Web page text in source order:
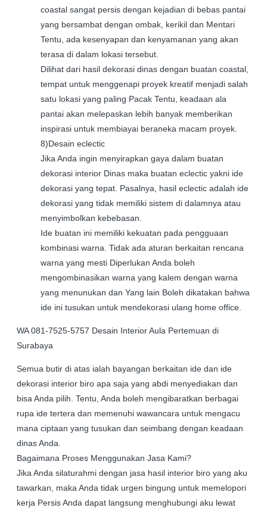
coastal sangat persis dengan kejadian di bebas pantai
yang bersambat dengan ombak, kerikil dan Mentari
Tentu, ada kesenyapan dan kenyamanan yang akan
terasa di dalam lokasi tersebut.
Dilihat dari hasil dekorasi dinas dengan buatan coastal,
tempat untuk menggenapi proyek kreatif menjadi salah
satu lokasi yang paling Pacak Tentu, keadaan ala
pantai akan melepaskan lebih banyak memberikan
inspirasi untuk membiayai beraneka macam proyek.
8)Desain eclectic
Jika Anda ingin menyirapkan gaya dalam buatan
dekorasi interior Dinas maka buatan eclectic yakni ide
dekorasi yang tepat. Pasalnya, hasil eclectic adalah ide
dekorasi yang tidak memiliki sistem di dalamnya atau
menyimbolkan kebebasan.
Ide buatan ini memiliki kekuatan pada pengguaan
kombinasi warna. Tidak ada aturan berkaitan rencana
warna yang mesti Diperlukan Anda boleh
mengombinasikan warna yang kalem dengan warna
yang menunukan dan Yang lain Boleh dikatakan bahwa
ide ini tusukan untuk mendekorasi ulang home office.
WA 081-7525-5757 Desain Interior Aula Pertemuan di
Surabaya
Semua butir di atas ialah bayangan berkaitan ide dan ide
dekorasi interior biro apa saja yang abdi menyediakan dan
bisa Anda pilih. Tentu, Anda boleh mengibaratkan berbagai
rupa ide tertera dan memenuhi wawancara untuk mengacu
mana ciptaan yang tusukan dan seimbang dengan keadaan
dinas Anda.
Bagaimana Proses Menggunakan Jasa Kami?
Jika Anda silaturahmi dengan jasa hasil interior biro yang aku
tawarkan, maka Anda tidak urgen bingung untuk memelopori
kerja Persis Anda dapat langsung menghubungi aku lewat